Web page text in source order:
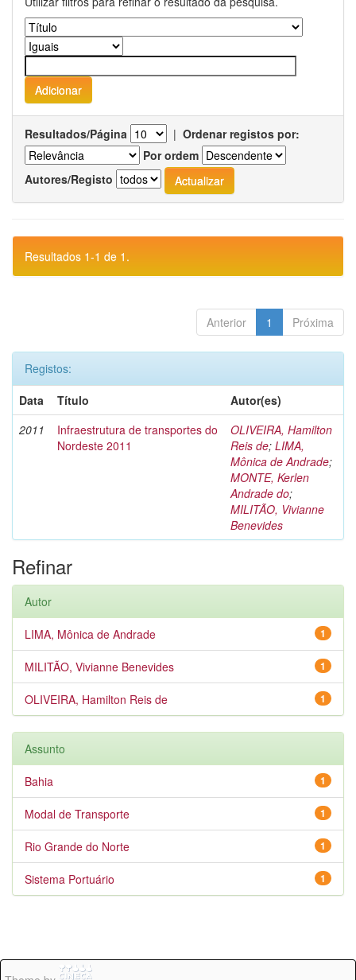
Resultados/Página | Ordenar registos por:
Por ordem
Autores/Registo
Resultados 1-1 de 1.
Anterior 1 Próxima
Registos:
Data
Título
Autor(es)
2011
Infraestrutura de transportes do
Nordeste 2011
OLIVEIRA, Hamilton
Reis de; LIMA,
Mônica de Andrade;
MONTE, Kerlen
Andrade do;
MILITÃO, Vivianne
Benevides
Refinar
Autor
1
LIMA, Mônica de Andrade
1
MILITÃO, Vivianne Benevides
1
OLIVEIRA, Hamilton Reis de
Assunto
1
Bahia
1
Modal de Transporte
1
Rio Grande do Norte
1
Sistema Portuário